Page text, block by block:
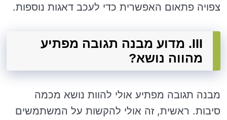
צפויה פתאום האפשרית כדי לעכב דאגות נוספות.
III. מדוע מבנה תגובה מפתיע
מהווה נושא?
מבנה תגובה מפתיע אולי להוות נושא מכמה
סיבות. ראשית, זה אולי להקשות על המשתמשים